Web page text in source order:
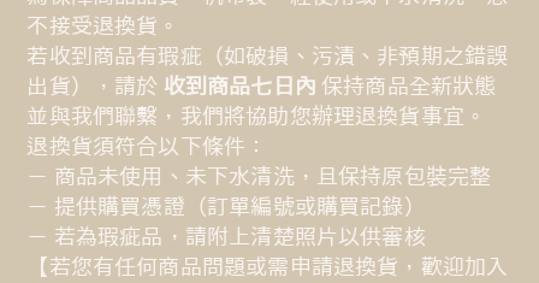
不接受退換貨。
若收到商品有瑕疵（如破損、污漬、非預期之錯誤
出貨），請於 收到商品七日內 保持商品全新狀態
並與我們聯繫，我們將協助您辦理退換貨事宜。
退換貨須符合以下條件：
－ 商品未使用、未下水清洗，且保持原包裝完整
－ 提供購買憑證（訂單編號或購買記錄）
－ 若為瑕疵品，請附上清楚照片以供審核
【若您有任何商品問題或需申請退換貨，歡迎加入